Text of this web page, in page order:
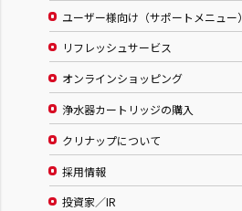
ユーザー様向け（サポートメニュー）
リフレッシュサービス
オンラインショッピング
浄水器カートリッジの購入
クリナップについて
採用情報
投資家／IR